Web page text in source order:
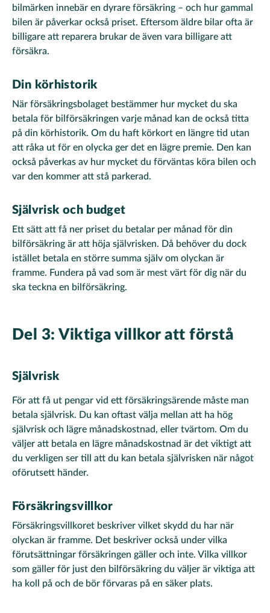
bilmärken innebär en dyrare försäkring – och hur gammal
bilen är påverkar också priset. Eftersom äldre bilar ofta är
billigare att reparera brukar de även vara billigare att
försäkra.
Din körhistorik
När försäkringsbolaget bestämmer hur mycket du ska
betala för bilförsäkringen varje månad kan de också titta
på din körhistorik. Om du haft körkort en längre tid utan
att råka ut för en olycka ger det en lägre premie. Den kan
också påverkas av hur mycket du förväntas köra bilen och
var den kommer att stå parkerad.
Självrisk och budget
Ett sätt att få ner priset du betalar per månad för din
bilförsäkring är att höja självrisken. Då behöver du dock
istället betala en större summa själv om olyckan är
framme. Fundera på vad som är mest värt för dig när du
ska teckna en bilförsäkring.
Del 3: Viktiga villkor att förstå
Självrisk
För att få ut pengar vid ett försäkringsärende måste man
betala självrisk. Du kan oftast välja mellan att ha hög
självrisk och lägre månadskostnad, eller tvärtom. Om du
väljer att betala en lägre månadskostnad är det viktigt att
du verkligen ser till att du kan betala självrisken när något
oförutsett händer.
Försäkringsvillkor
Försäkringsvillkoret beskriver vilket skydd du har när
olyckan är framme. Det beskriver också under vilka
förutsättningar försäkringen gäller och inte. Vilka villkor
som gäller för just den bilförsäkring du väljer är viktiga att
ha koll på och de bör förvaras på en säker plats.